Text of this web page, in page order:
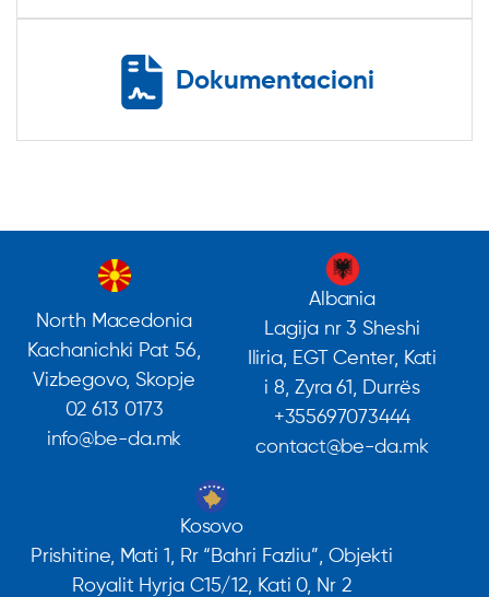
Dokumentacioni
North Macedonia
Kachanichki Pat 56,
Vizbegovo, Skopje
02 613 0173
info@be-da.mk
Albania
Lagija nr 3 Sheshi
Iliria, EGT Center, Kati
i 8, Zyra 61, Durrës
+355697073444
contact@be-da.mk
Kosovo
Prishitine, Mati 1, Rr “Bahri Fazliu”, Objekti
Royalit Hyrja C15/12, Kati 0, Nr 2